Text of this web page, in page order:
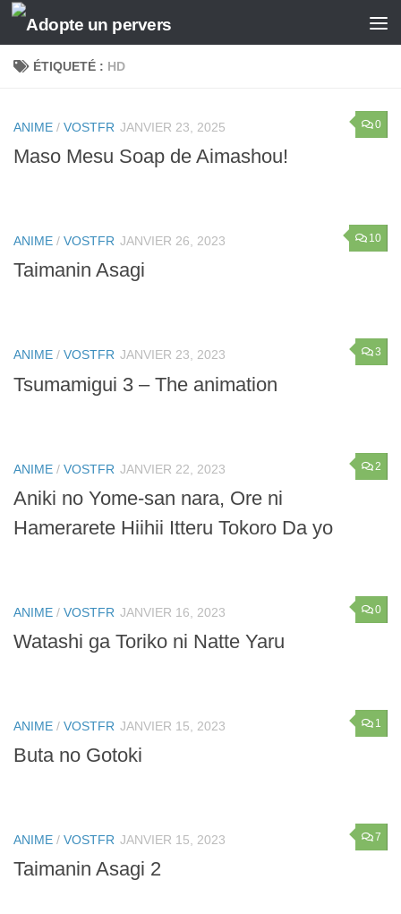
Skip to content
ÉTIQUETÉ : HD
0
ANIME / VOSTFR JANVIER 23, 2025
Maso Mesu Soap de Aimashou!
10
ANIME / VOSTFR JANVIER 26, 2023
Taimanin Asagi
3
ANIME / VOSTFR JANVIER 23, 2023
Tsumamigui 3 – The animation
2
ANIME / VOSTFR JANVIER 22, 2023
Aniki no Yome-san nara, Ore ni
Hamerarete Hiihii Itteru Tokoro Da yo
0
ANIME / VOSTFR JANVIER 16, 2023
Watashi ga Toriko ni Natte Yaru
1
ANIME / VOSTFR JANVIER 15, 2023
Buta no Gotoki
7
ANIME / VOSTFR JANVIER 15, 2023
Taimanin Asagi 2